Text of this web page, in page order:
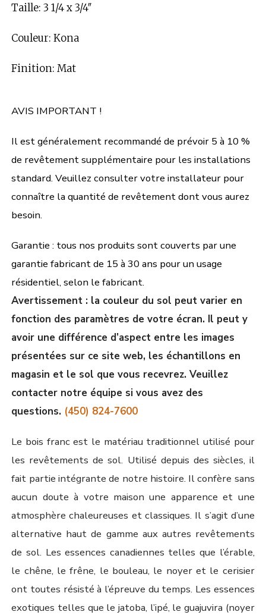
Taille: 3 1/4 x 3/4″
Couleur: Kona
Finition: Mat
AVIS IMPORTANT !
Il est généralement recommandé de prévoir 5 à 10 %
de revêtement supplémentaire pour les installations
standard. Veuillez consulter votre installateur pour
connaître la quantité de revêtement dont vous aurez
besoin.
Garantie : tous nos produits sont couverts par une
garantie fabricant de 15 à 30 ans pour un usage
résidentiel, selon le fabricant.
Avertissement : la couleur du sol peut varier en
fonction des paramètres de votre écran. Il peut y
avoir une différence d’aspect entre les images
présentées sur ce site web, les échantillons en
magasin et le sol que vous recevrez. Veuillez
contacter notre équipe si vous avez des
questions. (450) 824-7600
Le bois franc est le matériau traditionnel utilisé pour
les revêtements de sol. Utilisé depuis des siècles, il
fait partie intégrante de notre histoire. Il confère sans
aucun doute à votre maison une apparence et une
atmosphère chaleureuses et classiques. Il s’agit d’une
alternative haut de gamme aux autres revêtements
de sol. Les essences canadiennes telles que l’érable,
le chêne, le frêne, le bouleau, le noyer et le cerisier
ont toutes résisté à l’épreuve du temps. Les essences
exotiques telles que le jatoba, l’ipé, le guajuvira (noyer